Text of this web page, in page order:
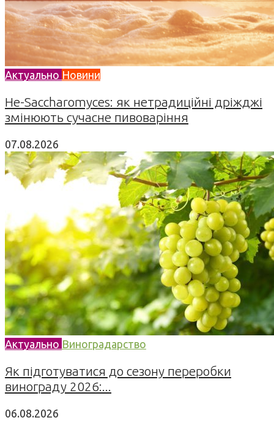
Актуально Новини
Не-Saccharomyces: як нетрадиційні дріжджі
змінюють сучасне пивоваріння
07.08.2026
Актуально Виноградарство
Як підготуватися до сезону переробки
винограду 2026:...
06.08.2026